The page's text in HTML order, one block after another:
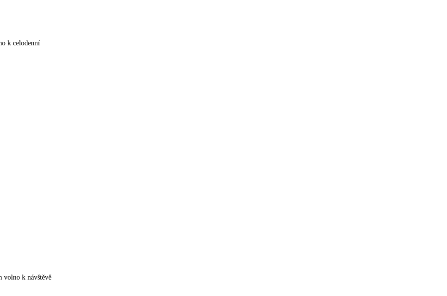
k celodenní
k návštěvě